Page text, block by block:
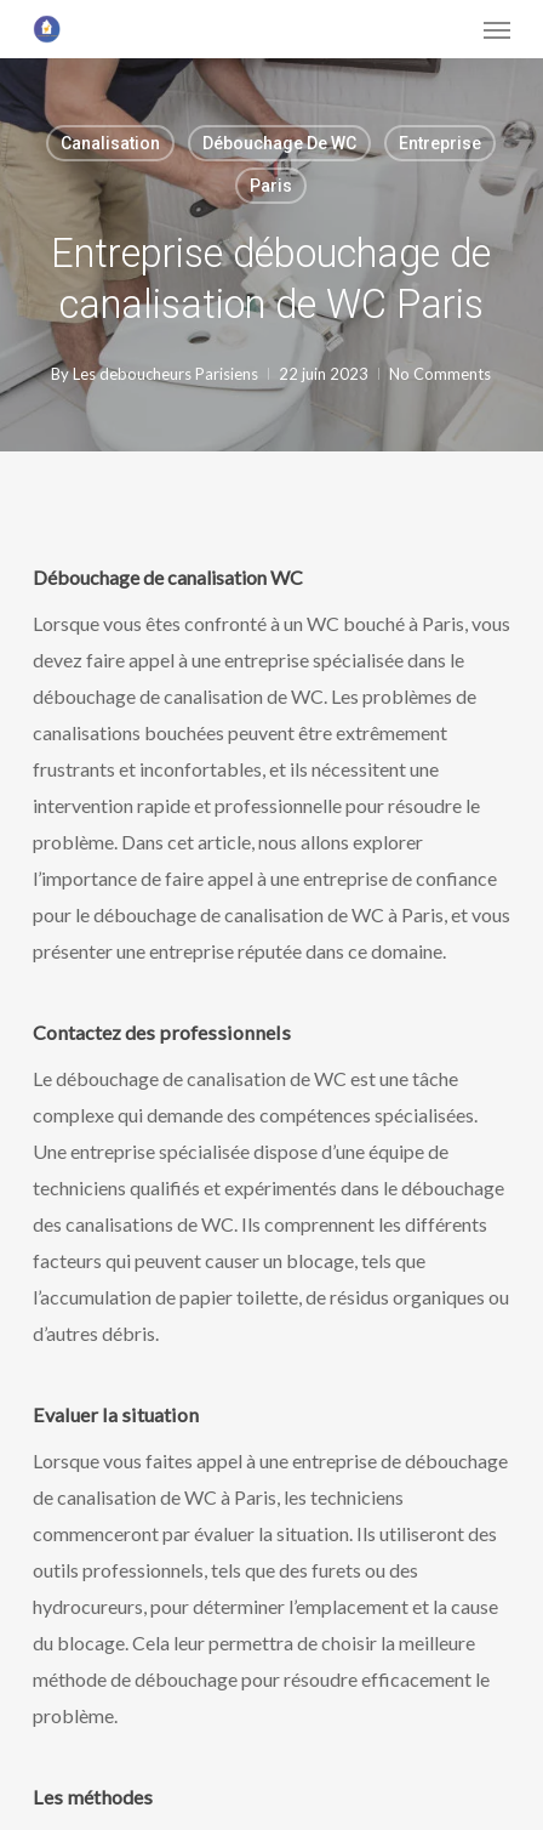
to
main
content
Menu
Canalisation Débouchage De WC Entreprise
Paris
Entreprise débouchage de
canalisation de WC Paris
ByLes deboucheurs Parisiens 22 juin 2023 No Comments
Débouchage de canalisation WC
Lorsque vous êtes confronté à un WC bouché à Paris, vous
devez faire appel à une entreprise spécialisée dans le
débouchage de canalisation de WC. Les problèmes de
canalisations bouchées peuvent être extrêmement
frustrants et inconfortables, et ils nécessitent une
intervention rapide et professionnelle pour résoudre le
problème. Dans cet article, nous allons explorer
l’importance de faire appel à une entreprise de confiance
pour le débouchage de canalisation de WC à Paris, et vous
présenter une entreprise réputée dans ce domaine.
Contactez des professionnels
Le débouchage de canalisation de WC est une tâche
complexe qui demande des compétences spécialisées.
Une entreprise spécialisée dispose d’une équipe de
techniciens qualifiés et expérimentés dans le débouchage
des canalisations de WC. Ils comprennent les différents
facteurs qui peuvent causer un blocage, tels que
l’accumulation de papier toilette, de résidus organiques ou
d’autres débris.
Evaluer la situation
Lorsque vous faites appel à une entreprise de débouchage
de canalisation de WC à Paris, les techniciens
commenceront par évaluer la situation. Ils utiliseront des
outils professionnels, tels que des furets ou des
hydrocureurs, pour déterminer l’emplacement et la cause
du blocage. Cela leur permettra de choisir la meilleure
méthode de débouchage pour résoudre efficacement le
problème.
Les méthodes